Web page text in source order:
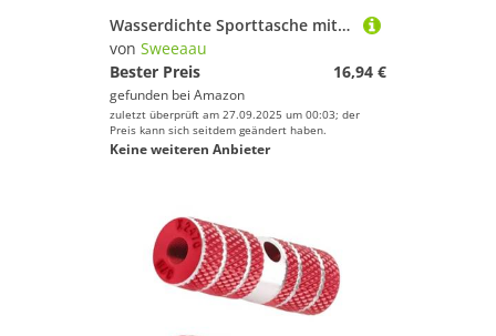
Wasserdichte Sporttasche mit Schuhfach und wasserdichten Nasstaschen, Sport-Handtasche für Damen, Yoga, Reisen, a, Einheitsgröße
von Sweeaau
Bester Preis
16,94 €
gefunden bei Amazon
zuletzt überprüft am 27.09.2025 um 00:03; der
Preis kann sich seitdem geändert haben.
Keine weiteren Anbieter